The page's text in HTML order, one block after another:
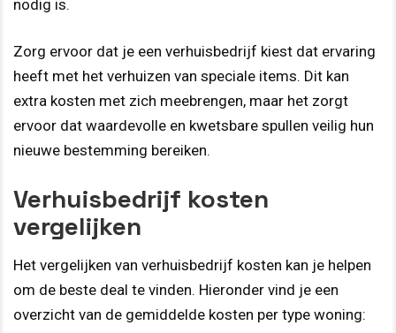
nodig is.
Zorg ervoor dat je een verhuisbedrijf kiest dat ervaring
heeft met het verhuizen van speciale items. Dit kan
extra kosten met zich meebrengen, maar het zorgt
ervoor dat waardevolle en kwetsbare spullen veilig hun
nieuwe bestemming bereiken.
Verhuisbedrijf kosten
vergelijken
Het vergelijken van verhuisbedrijf kosten kan je helpen
om de beste deal te vinden. Hieronder vind je een
overzicht van de gemiddelde kosten per type woning: